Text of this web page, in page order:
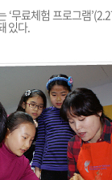
무료체험 프로그램
있다.